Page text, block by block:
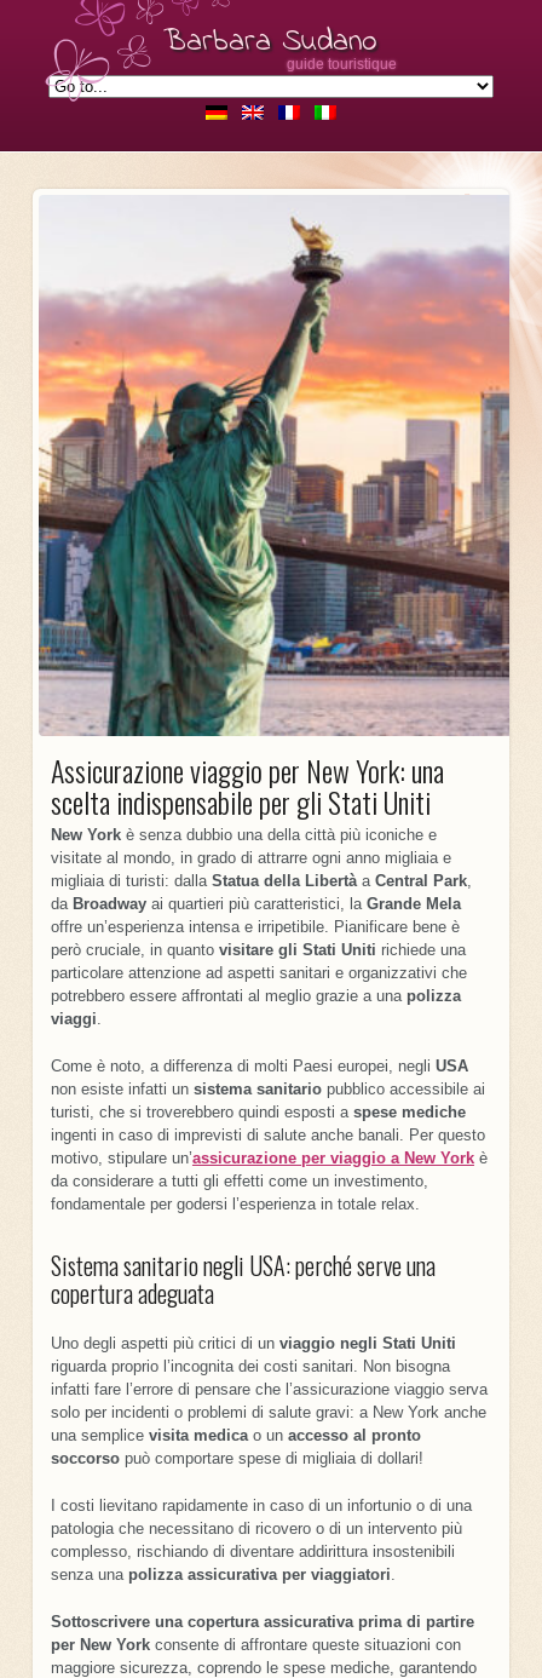
Barbara Sudano
guide touristique
Assicurazione viaggio per New York: una
scelta indispensabile per gli Stati Uniti
New York è senza dubbio una della città più iconiche e
visitate al mondo, in grado di attrarre ogni anno migliaia e
migliaia di turisti: dalla Statua della Libertàa Central Park,
da Broadwayai quartieri più caratteristici, la Grande Mela
offre un’esperienza intensa e irripetibile. Pianificare bene è
però cruciale, in quanto visitare gli Stati Uniti richiede una
particolare attenzione ad aspetti sanitari e organizzativi che
potrebbero essere affrontati al meglio grazie a una polizza
viaggi
Come è noto, a differenza di molti Paesi europei, negli USA
non esiste infatti un sistema sanitariopubblico accessibile ai
turisti, che si troverebbero quindi esposti aspese mediche
ingenti in caso di imprevisti di salute anche banali. Per questo
motivo, stipulare un’assicurazione per viaggio a New Yorkè
da considerare a tutti gli effetti come un investimento,
fondamentale per godersi l’esperienza in totale relax.
Sistema sanitario negli USA: perché serve una
copertura adeguata
Uno degli aspetti più critici di un viaggio negli Stati Uniti
riguarda proprio l’incognita dei costi sanitari. Non bisogna
infatti fare l’errore di pensare che l’assicurazione viaggio serva
solo per incidenti o problemi di salute gravi: a New York anche
una semplice visita medicao un accesso al pronto
soccorso può comportare spese di migliaia di dollari!
I costi lievitano rapidamente in caso di un infortunio o di una
patologia che necessitano di ricovero o di un intervento più
complesso, rischiando di diventare addirittura insostenibili
senza una polizza assicurativa per viaggiatori
Sottoscrivere una copertura assicurativa prima di partire
per New Yorkconsente di affrontare queste situazioni con
maggiore sicurezza, coprendo le spese mediche, garantendo